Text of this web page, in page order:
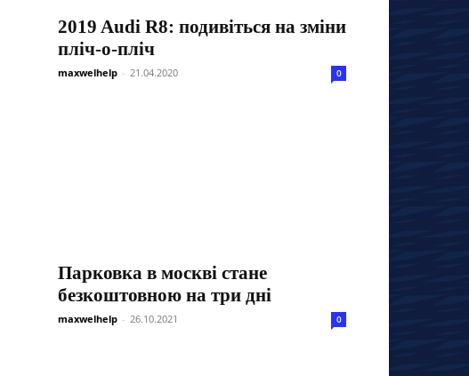
2019 Audi R8: подивіться на зміни
пліч-о-пліч
maxwelhelp - 21.04.2020 0
Парковка в москві стане
безкоштовною на три дні
maxwelhelp - 26.10.2021 0